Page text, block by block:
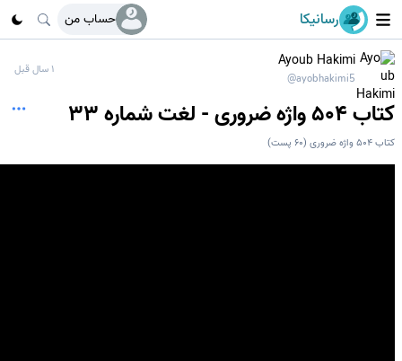
رسانیکا حساب من
Ayoub Hakimi
@ayobhakimi5
1 سال قبل
کتاب 504 واژه ضروری - لغت شماره 33
کتاب 504 واژه ضروری (
60 پست)